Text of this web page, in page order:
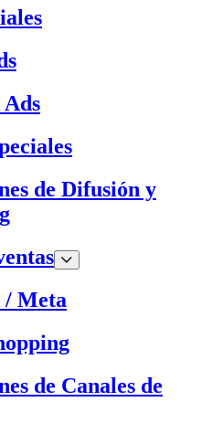
Ads
de Difusión y
/ Meta
de Canales de